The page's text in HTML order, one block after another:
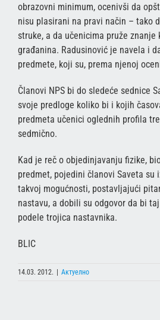
obrazovni minimum, ocenivši da
nisu plasirani na pravi način – tako
struke, a da učenicima pruže znanje
građanina. Radusinović je navela i
predmete, koji su, prema njenoj
Članovi NPS bi do sledeće sednice
svoje predloge koliko bi i kojih
predmeta učenici oglednih profila
sedmično.
Kad je reč o objedinjavanju fizike,
predmet, pojedini članovi Saveta su
takvoj mogućnosti, postavljajući
nastavu, a dobili su odgovor da bi
podele trojica nastavnika.
BLIC
14.03. 2012. | Актуелно